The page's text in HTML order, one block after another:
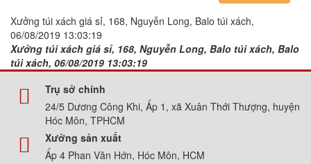
Xưởng túi xách giá sỉ, 168, Nguyễn Long, Balo túi xách,
06/08/2019 13:03:19
Xưởng túi xách giá sỉ, 168, Nguyễn Long, Balo túi xách, Balo
túi xách, 06/08/2019 13:03:19
Trụ sở chính
24/5 Dương Công Khi, Ấp 1, xã Xuân Thới Thượng, huyện
Hóc Môn, TPHCM
Xưởng sản xuất
Ấp 4 Phan Văn Hớn, Hóc Môn, HCM